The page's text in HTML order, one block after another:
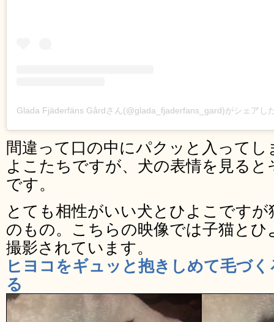
Glada Fjäderfäns Gårdさん(@glada_fjaderfans_gard)がシェアし
間違って口の中にパクッと入って
よこたちですが、犬の表情を見る
です。
とても相性がいい犬とひよこです
のもの。こちらの映像では子猫と
撮影されています。
ヒヨコをギュッと抱きしめて毛づ
る